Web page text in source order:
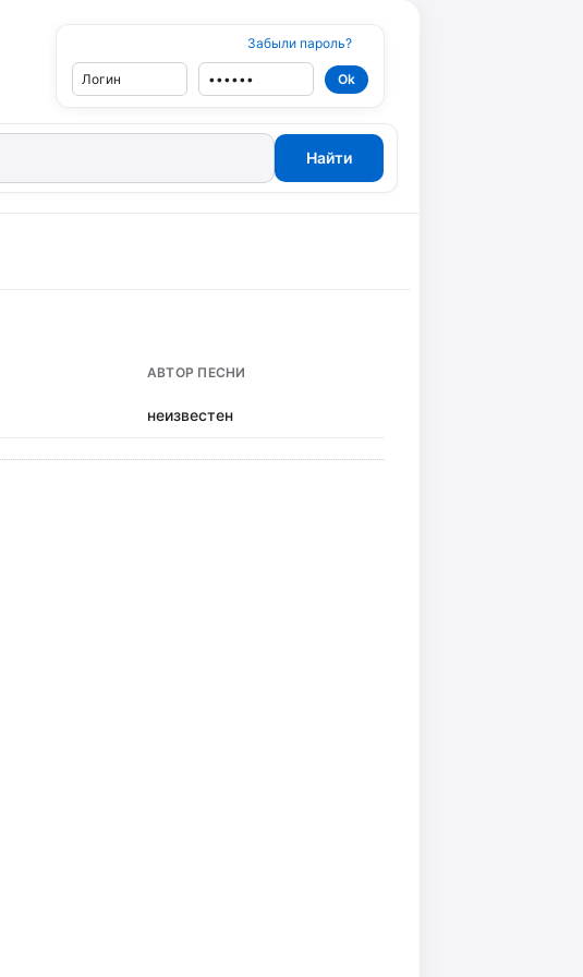
Забыли пароль?
АВТОР ПЕСНИ
неизвестен